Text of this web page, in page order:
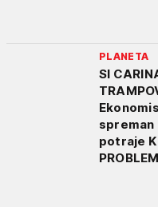
PLANETA
SI
spreman
potraje
PROBLEM